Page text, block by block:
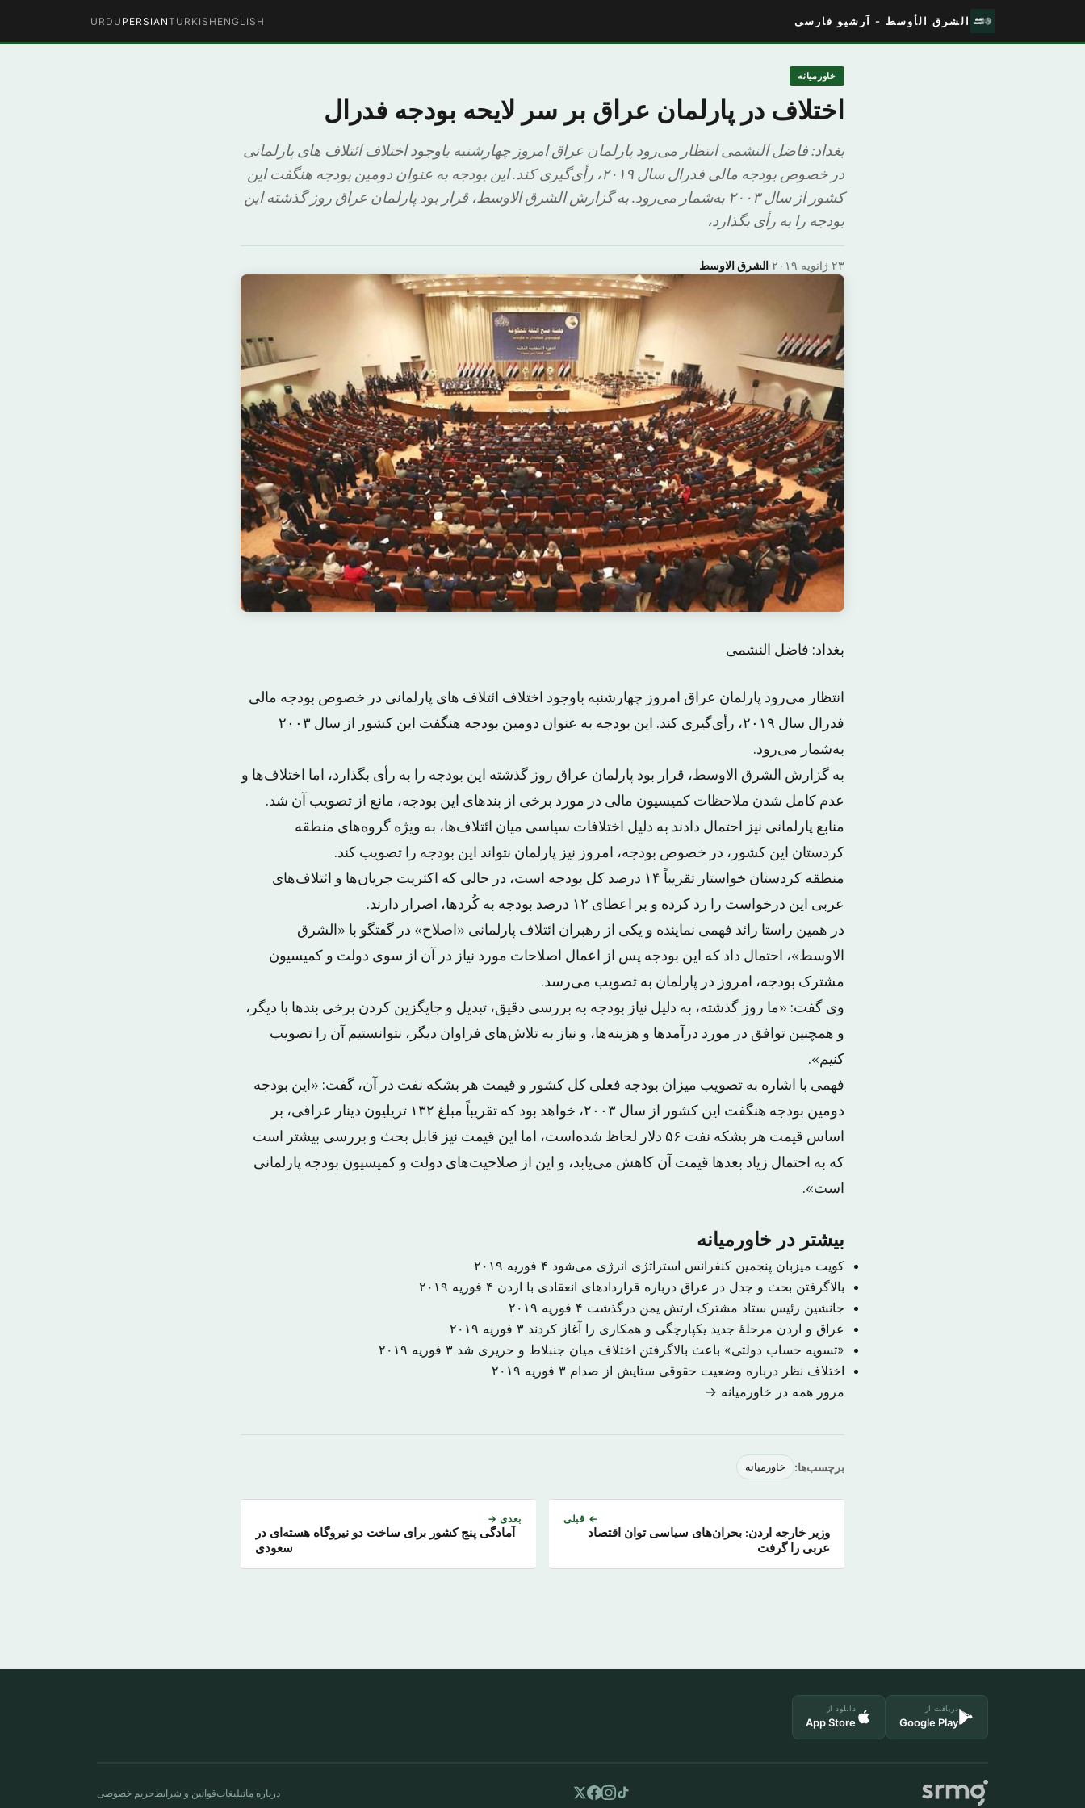
الشرق الأوسط - آرشیو فارسی ENGLISH
TURKISH
PERSIAN
URDU
خاورمیانه
اختلاف در پارلمان عراق بر سر لایحه بودجه فدرال
بغداد: فاضل النشمی انتظار می‌رود پارلمان عراق امروز چهارشنبه باوجود اختلاف ائتلاف های پارلمانی
در خصوص بودجه مالی فدرال سال ۲۰۱۹، رأی‌گیری کند. این بودجه به عنوان دومین بودجه هنگفت این
کشور از سال ۲۰۰۳ به‌شمار می‌رود. به گزارش الشرق الاوسط، قرار بود پارلمان عراق روز گذشته این
بودجه را به رأی بگذارد،
الشرق الاوسط· ۲۳ ژانویه ۲۰۱۹
بغداد: فاضل النشمی
انتظار می‌رود پارلمان عراق امروز چهارشنبه باوجود اختلاف ائتلاف های پارلمانی در خصوص بودجه مالی
فدرال سال ۲۰۱۹، رأی‌گیری کند. این بودجه به عنوان دومین بودجه هنگفت این کشور از سال ۲۰۰۳
به‌شمار می‌رود.
به گزارش الشرق الاوسط، قرار بود پارلمان عراق روز گذشته این بودجه را به رأی بگذارد، اما اختلاف‌ها و
عدم کامل شدن ملاحظات کمیسیون مالی در مورد برخی از بندهای این بودجه، مانع از تصویب آن شد.
منابع پارلمانی نیز احتمال دادند به دلیل اختلافات سیاسی میان ائتلاف‌ها، به ویژه گروه‌های منطقه
کردستان این کشور، در خصوص بودجه، امروز نیز پارلمان نتواند این بودجه را تصویب کند.
منطقه کردستان خواستار تقریباً ۱۴ درصد کل بودجه است، در حالی که اکثریت جریان‌ها و ائتلاف‌های
عربی این درخواست را رد کرده و بر اعطای ۱۲ درصد بودجه به کُردها، اصرار دارند.
در همین راستا رائد فهمی نماینده و یکی از رهبران ائتلاف پارلمانی «اصلاح» در گفتگو با «الشرق
الاوسط»، احتمال داد که این بودجه پس از اعمال اصلاحات مورد نیاز در آن از سوی دولت و کمیسیون
مشترک بودجه، امروز در پارلمان به تصویب می‌رسد.
وی گفت: «ما روز گذشته، به دلیل نیاز بودجه به بررسی دقیق، تبدیل و جایگزین کردن برخی بندها با دیگر،
و همچنین توافق در مورد درآمدها و هزینه‌ها، و نیاز به تلاش‌های فراوان دیگر، نتوانستیم آن را تصویب
کنیم».
فهمی با اشاره به تصویب میزان بودجه فعلی کل کشور و قیمت هر بشکه نفت در آن، گفت: «این بودجه
دومین بودجه هنگفت این کشور از سال ۲۰۰۳، خواهد بود که تقریباً مبلغ ۱۳۲ تریلیون دینار عراقی، بر
اساس قیمت هر بشکه نفت ۵۶ دلار لحاظ شده‌است، اما این قیمت نیز قابل بحث و بررسی بیشتر است
که به احتمال زیاد بعدها قیمت آن کاهش می‌یابد، و این از صلاحیت‌های دولت و کمیسیون بودجه پارلمانی
است».
بیشتر در خاورمیانه
کویت میزبان پنجمین کنفرانس استراتژی انرژی می‌شود ۴ فوریه ۲۰۱۹
بالاگرفتن بحث و جدل در عراق درباره قراردادهای انعقادی با اردن ۴ فوریه ۲۰۱۹
جانشین رئیس ستاد مشترک ارتش یمن درگذشت ۴ فوریه ۲۰۱۹
عراق و اردن مرحلهٔ جدید یکپارچگی و همکاری را آغاز کردند ۳ فوریه ۲۰۱۹
«تسویه حساب دولتی» باعث بالاگرفتن اختلاف میان جنبلاط و حریری شد ۳ فوریه ۲۰۱۹
اختلاف نظر درباره وضعیت حقوقی ستایش از صدام ۳ فوریه ۲۰۱۹
مرور همه در خاورمیانه →
برچسب‌ها: خاورمیانه
← قبلی
وزیر خارجه اردن: بحران‌های سیاسی توان اقتصاد
عربی را گرفت
بعدی →
آمادگی پنج کشور برای ساخت دو نیروگاه‌ هسته‌ای در
سعودی
دریافت از
Google Play
دانلود از
App Store
درباره ماتبلیغاتقوانین و شرایط حریم خصوصی